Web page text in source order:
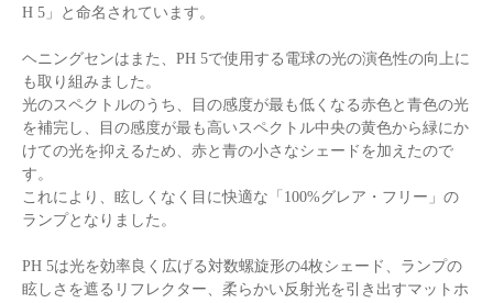
H 5」と命名されています。
ヘニングセンはまた、PH 5で使用する電球の光の演色性の向上に
も取り組みました。
光のスペクトルのうち、目の感度が最も低くなる赤色と青色の光
を補完し、目の感度が最も高いスペクトル中央の黄色から緑にか
けての光を抑えるため、赤と青の小さなシェードを加えたので
す。
これにより、眩しくなく目に快適な「100%グレア・フリー」の
ランプとなりました。
PH 5は光を効率良く広げる対数螺旋形の4枚シェード、ランプの
眩しさを遮るリフレクター、柔らかい反射光を引き出すマットホ